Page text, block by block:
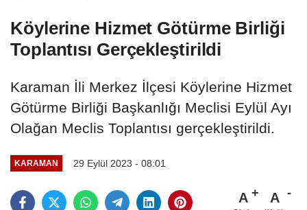
Köylerine Hizmet Götürme Birliği
Toplantısı Gerçekleştirildi
Karaman İli Merkez İlçesi Köylerine Hizmet
Götürme Birliği Başkanlığı Meclisi Eylül Ayı
Olağan Meclis Toplantısı gerçekleştirildi.
KARAMAN 29 Eylül 2023 - 08:01
A A